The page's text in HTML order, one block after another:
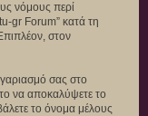
νόμους περί
gr Forum” κατά τη
στον
σας στο
να αποκαλύψετε το
το όνομα μέλους